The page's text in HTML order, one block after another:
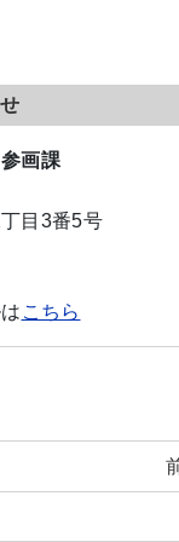
画課
目3番5号
こちら